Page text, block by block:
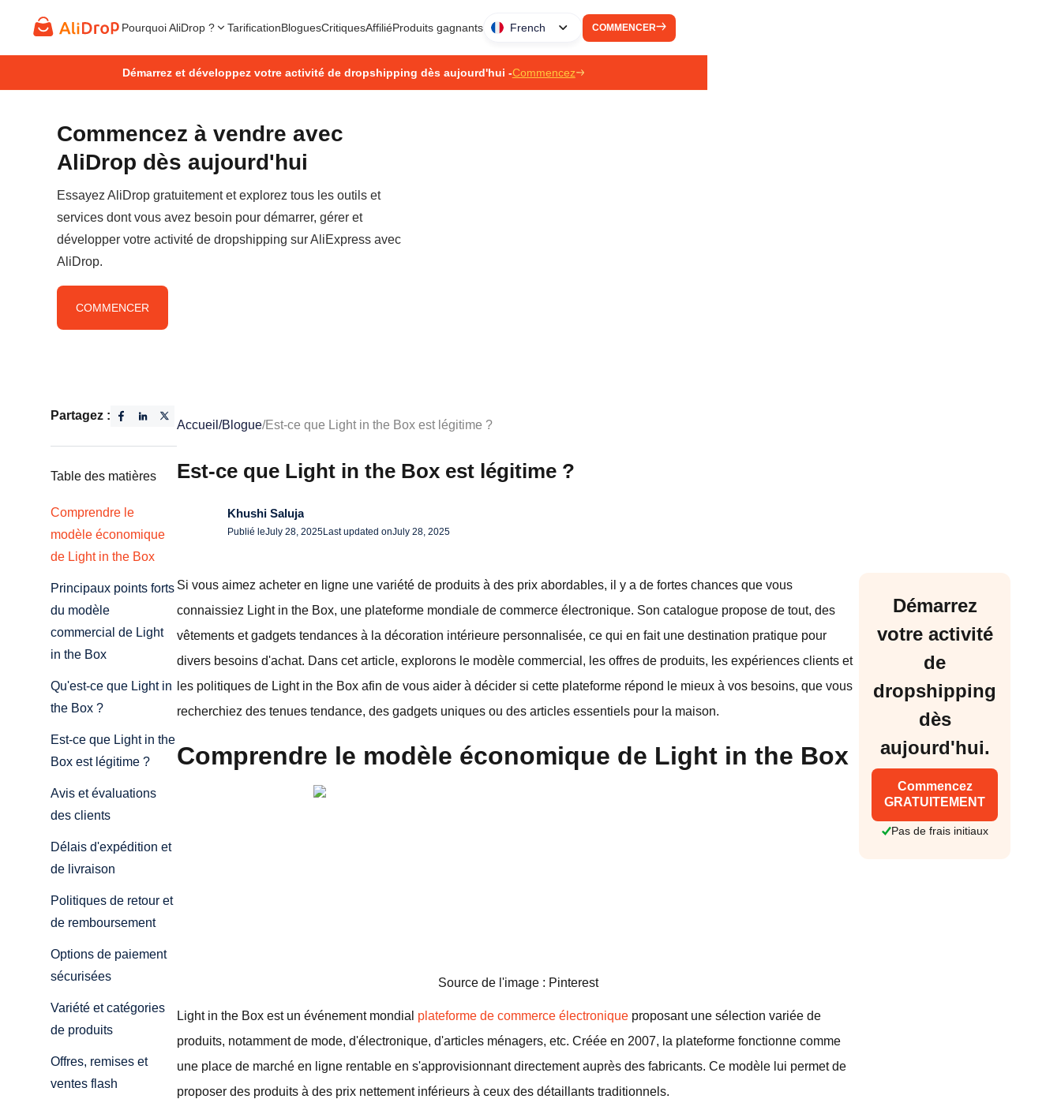
Pourquoi AliDrop ? TarificationBloguesCritiquesAffiliéProduits gagnants French COMMENCER
Démarrez et développez votre activité de dropshipping dès aujourd'hui -Commencez
Commencez à vendre avec
AliDrop dès aujourd'hui
Essayez AliDrop gratuitement et explorez tous les outils et
services dont vous avez besoin pour démarrer, gérer et
développer votre activité de dropshipping sur AliExpress avec
AliDrop.
COMMENCER
Partagez :
Table des matières
Comprendre le
modèle économique
de Light in the Box
Principaux points forts
du modèle
commercial de Light
in the Box
Qu'est-ce que Light in
the Box ?
Est-ce que Light in the
Box est légitime ?
Avis et évaluations
des clients
Délais d'expédition et
de livraison
Politiques de retour et
de remboursement
Options de paiement
sécurisées
Variété et catégories
de produits
Offres, remises et
ventes flash
Accueil /Blogue/Est-ce que Light in the Box est légitime ?
Est-ce que Light in the Box est légitime ?
Khushi Saluja
Publié leJuly 28, 2025Last updated onJuly 28, 2025
Si vous aimez acheter en ligne une variété de produits à des prix abordables, il y a de fortes chances que vous
connaissiez Light in the Box, une plateforme mondiale de commerce électronique. Son catalogue propose de tout, des
vêtements et gadgets tendances à la décoration intérieure personnalisée, ce qui en fait une destination pratique pour
divers besoins d'achat. Dans cet article, explorons le modèle commercial, les offres de produits, les expériences clients et
les politiques de Light in the Box afin de vous aider à décider si cette plateforme répond le mieux à vos besoins, que vous
recherchiez des tenues tendance, des gadgets uniques ou des articles essentiels pour la maison.
Comprendre le modèle économique de Light in the Box
Source de l'image : Pinterest
Light in the Box est un événement mondial plateforme de commerce électronique proposant une sélection variée de
produits, notamment de mode, d'électronique, d'articles ménagers, etc. Créée en 2007, la plateforme fonctionne comme
une place de marché en ligne rentable en s'approvisionnant directement auprès des fabricants. Ce modèle lui permet de
proposer des produits à des prix nettement inférieurs à ceux des détaillants traditionnels.
Démarrez
votre activité
de
dropshipping
dès
aujourd'hui.
Commencez
GRATUITEMENT
Pas de frais initiaux